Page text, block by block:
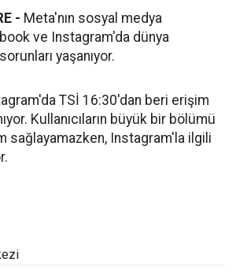
- Meta'nın sosyal medya
ve Instagram'da dünya
yaşanıyor.
TSİ 16:30'dan beri erişim
Kullanıcıların büyük bir bölümü
sağlayamazken, Instagram'la ilgili